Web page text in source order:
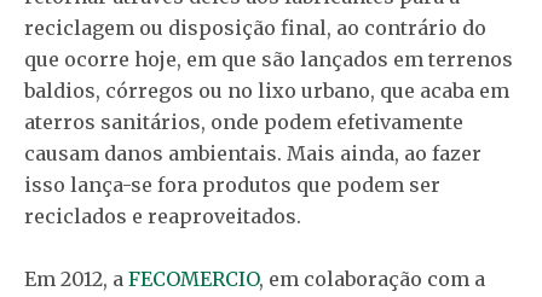
reciclagem ou disposição final, ao contrário do
que ocorre hoje, em que são lançados em terrenos
baldios, córregos ou no lixo urbano, que acaba em
aterros sanitários, onde podem efetivamente
causam danos ambientais. Mais ainda, ao fazer
isso lança-se fora produtos que podem ser
reciclados e reaproveitados.
Em 2012, a FECOMERCIO, em colaboração com a